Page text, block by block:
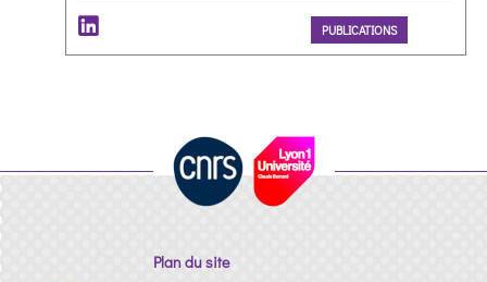
PUBLICATIONS
Plan du site